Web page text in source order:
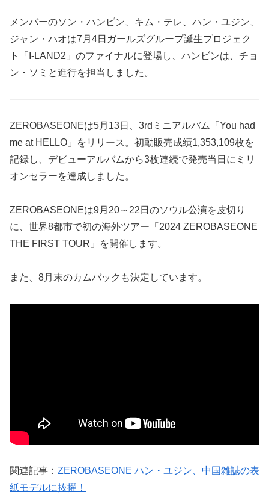
メンバーのソン・ハンビン、キム・テレ、ハン・ユジン、
ジャン・ハオは7月4日ガールズグループ誕生プロジェク
ト「I-LAND2」のファイナルに登場し、ハンビンは、チョ
ン・ソミと進行を担当しました。
ZEROBASEONEは5月13日、3rdミニアルバム「You had
me at HELLO」をリリース。初動販売成績1,353,109枚を
記録し、デビューアルバムから3枚連続で発売当日にミリ
オンセラーを達成しました。
ZEROBASEONEは9月20～22日のソウル公演を皮切り
に、世界8都市で初の海外ツアー「2024 ZEROBASEONE
THE FIRST TOUR」を開催します。
また、8月末のカムバックも決定しています。
関連記事： ZEROBASEONE ハン・ユジン、中国雑誌の表
紙モデルに抜擢！